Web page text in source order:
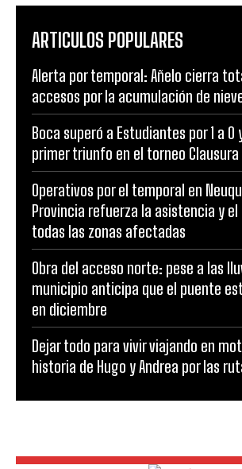
ARTICULOS POPULARES
Alerta por temporal: Añelo cierra
accesos por la acumulación de
Boca superó a Estudiantes por 1 a 0
primer triunfo en el torneo Clausura
Operativos por el temporal en
Provincia refuerza la asistencia y
todas las zonas afectadas
Obra del acceso norte: pese a las
municipio anticipa que el puente
en diciembre
Dejar todo para vivir viajando en
historia de Hugo y Andrea por las